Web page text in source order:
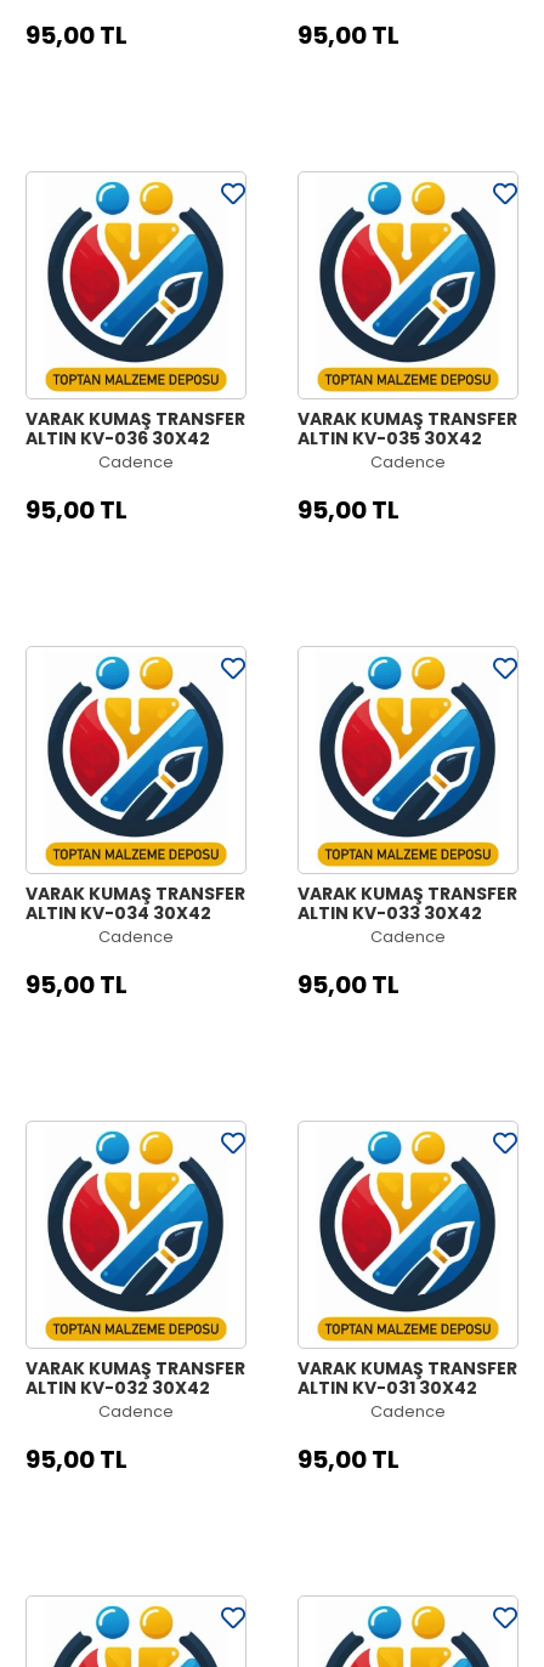
95,00 TL 95,00 TL
VARAK KUMAŞ TRANSFER
ALTIN KV-036 30X42
Cadence
95,00 TL
VARAK KUMAŞ TRANSFER
ALTIN KV-035 30X42
Cadence
95,00 TL
VARAK KUMAŞ TRANSFER
ALTIN KV-034 30X42
Cadence
95,00 TL
VARAK KUMAŞ TRANSFER
ALTIN KV-033 30X42
Cadence
95,00 TL
VARAK KUMAŞ TRANSFER
ALTIN KV-032 30X42
Cadence
95,00 TL
VARAK KUMAŞ TRANSFER
ALTIN KV-031 30X42
Cadence
95,00 TL